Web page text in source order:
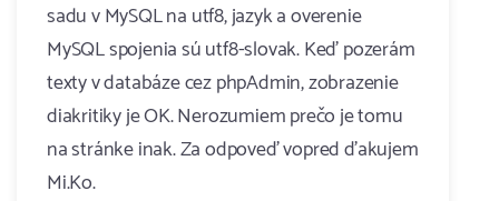
sadu v MySQL na utf8, jazyk a overenie
MySQL spojenia sú utf8-slovak. Keď pozerám
texty v databáze cez phpAdmin, zobrazenie
diakritiky je OK. Nerozumiem prečo je tomu
na stránke inak. Za odpoveď vopred ďakujem
Mi.Ko.